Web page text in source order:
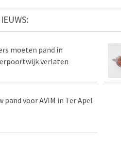
moeten pand in
verlaten
pand voor AVIM in Ter Apel